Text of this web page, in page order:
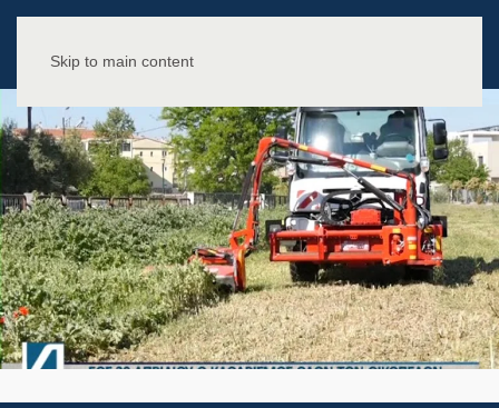
Skip to main content